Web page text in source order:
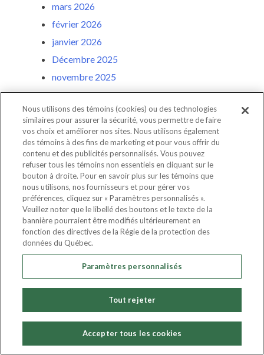
mars 2026
février 2026
janvier 2026
Décembre 2025
novembre 2025
octobre 2025
septembre 2025
août 2025
juillet 2025
juin 2025
mai 2025
avril 2025
mars 2025
février 2025
janvier 2025
novembre 2024
octobre 2024
avril 2024
Nous utilisons des témoins (cookies) ou des technologies
similaires pour assurer la sécurité, vous permettre de faire
vos choix et améliorer nos sites. Nous utilisons également
des témoins à des fins de marketing et pour vous offrir du
contenu et des publicités personnalisés. Vous pouvez
refuser tous les témoins non essentiels en cliquant sur le
bouton à droite. Pour en savoir plus sur les témoins que
nous utilisons, nos fournisseurs et pour gérer vos
préférences, cliquez sur « Paramètres personnalisés ».
Veuillez noter que le libellé des boutons et le texte de la
bannière pourraient être modifiés ultérieurement en
fonction des directives de la Régie de la protection des
données du Québec.
Paramètres personnalisés
Tout rejeter
Accepter tous les cookies